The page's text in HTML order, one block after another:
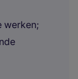
werken;